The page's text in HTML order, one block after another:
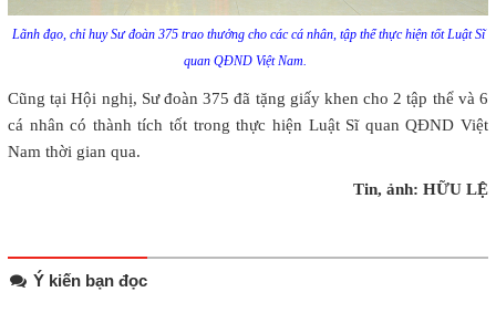
Lãnh đạo, chỉ huy Sư đoàn 375 trao thưởng cho các cá nhân, tập thể thực hiện tốt Luật Sĩ
quan QĐND Việt Nam.
Cũng tại Hội nghị, Sư đoàn 375 đã tặng giấy khen cho 2 tập thể và 6
cá nhân có thành tích tốt trong thực hiện Luật Sĩ quan QĐND Việt
Nam thời gian qua.
Tin, ảnh: HỮU LỆ
Ý kiến bạn đọc